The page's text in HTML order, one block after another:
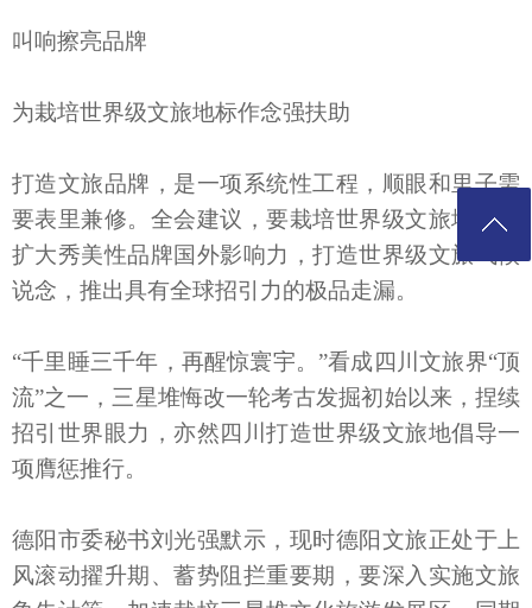
叫响擦亮品牌
为栽培世界级文旅地标作念强扶助
打造文旅品牌，是一项系统性工程，顺眼和里子需
要表里兼修。全会建议，要栽培世界级文旅地标，
扩大秀美性品牌国外影响力，打造世界级文旅气候
说念，推出具有全球招引力的极品走漏。
“千里睡三千年，再醒惊寰宇。”看成四川文旅界“顶
流”之一，三星堆悔改一轮考古发掘初始以来，捏续
招引世界眼力，亦然四川打造世界级文旅地倡导一
项膺惩推行。
德阳市委秘书刘光强默示，现时德阳文旅正处于上
风滚动擢升期、蓄势阻拦重要期，要深入实施文旅